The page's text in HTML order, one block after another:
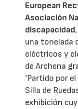
European
Asociación
discapacidad
una tonelada
eléctricos y
de Archena
‘Partido por
Silla de
exhibición